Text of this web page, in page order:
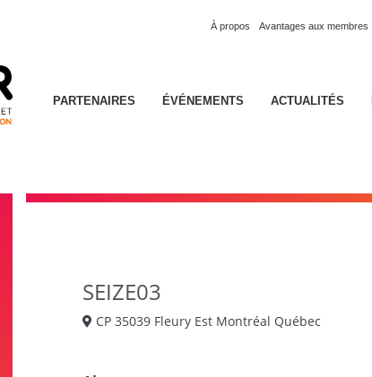
À propos Avantages aux membres
PARTENAIRES ÉVÉNEMENTS ACTUALITÉS
SEIZE03
CP 35039 Fleury Est Montréal Québec